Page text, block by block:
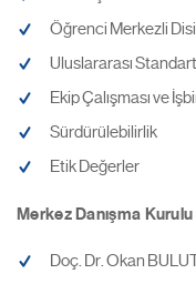
Öğrenci Merkezli
Uluslararası
Ekip Çalışması ve
Sürdürülebilirlik
Etik Değerler
Merkez Danışma Kurulu
Doç. Dr. Okan